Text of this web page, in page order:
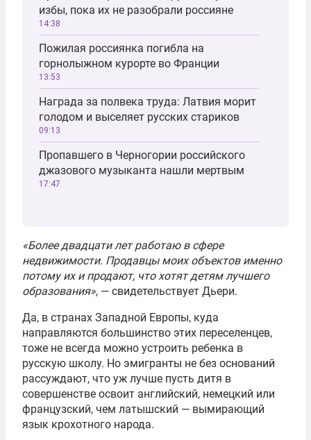
избы, пока их не разобрали россияне
14:38
Пожилая россиянка погибла на
горнолыжном курорте во Франции
13:53
Награда за полвека труда: Латвия морит
голодом и выселяет русских стариков
09:13
Пропавшего в Черногории российского
джазового музыканта нашли мертвым
17:47
«Более двадцати лет работаю в сфере
недвижимости. Продавцы моих объектов именно
потому их и продают, что хотят детям лучшего
образования», — свидетельствует Дьери.
Да, в странах Западной Европы, куда
направляются большинство этих переселенцев,
тоже не всегда можно устроить ребенка в
русскую школу. Но эмигранты не без оснований
рассуждают, что уж лучше пусть дитя в
совершенстве освоит английский, немецкий или
французский, чем латышский — вымирающий
язык крохотного народа.